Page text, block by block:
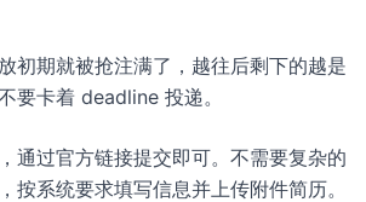
初期就被抢注满了，越往后剩下的越是
要卡着 deadline 投递。
通过官方链接提交即可。不需要复杂的
按系统要求填写信息并上传附件简历。